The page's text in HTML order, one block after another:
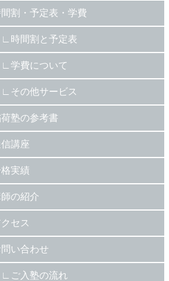
間割・予定表・学費
時間割と予定表
学費について
その他サービス
塾の参考書
講座
実績
の紹介
セス
問い合わせ
ご入塾の流れ